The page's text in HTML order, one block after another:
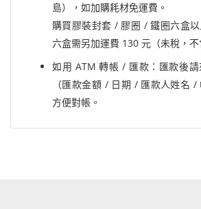
島），如加購耗材免運費。
購買膠裝封套 / 膠圈 / 鐵圈六盒
六盒需另加運費 130 元（未稅，不
如用 ATM 轉帳 / 匯款：匯款後
（匯款金額 / 日期 / 匯款人姓名 /
方便對帳。